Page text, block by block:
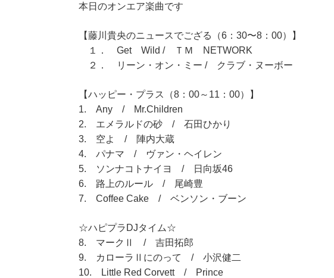
本日のオンエア楽曲です
【藤川貴央のニュースでござる（6：30〜8：00）】
１． Get Wild / ＴＭ NETWORK
２． リーン・オン・ミー / クラブ・ヌーボー
【ハッピー・プラス（8：00～11：00）】
1. Any / Mr.Children
2. エメラルドの砂 / 石田ひかり
3. 空よ / 陣内大蔵
4. パナマ / ヴァン・ヘイレン
5. ソンナコトナイヨ / 日向坂46
6. 路上のルール / 尾崎豊
7. Coffee Cake / ベンソン・ブーン
☆ハピプラDJタイム☆
8. マークⅡ / 吉田拓郎
9. カローラⅡにのって / 小沢健二
10. Little Red Corvett / Prince